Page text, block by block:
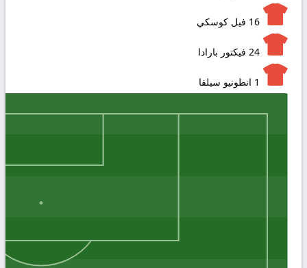
16 فيل كوسكي
24 فيكتور بارادا
1 انطونيو سيلفا